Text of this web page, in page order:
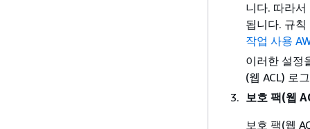
니다. 따라
됩니다. 규
작업 사용
이러한 설정
(웹 ACL) 로
보호 팩(웹
보호 팩(웹